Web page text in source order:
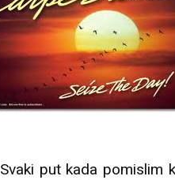
Svaki put kada pomislim